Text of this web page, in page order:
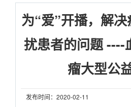
为“爱”开播，解
扰患者的问题 ----
瘤大型公
发布时间：2020-02-11